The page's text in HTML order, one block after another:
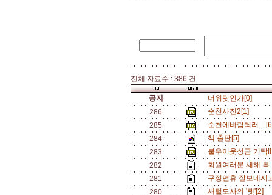
전체 자료수 : 386 건
공지
더위탓인가[0]
286
순천사진2[1]
285
순천에바람쐬러
284
책 출판[5]
283
불우이웃성금 기탁
282
회원여러분 새해
281
구정연휴 잘보네시
280
새털도사의 '렛'[2]